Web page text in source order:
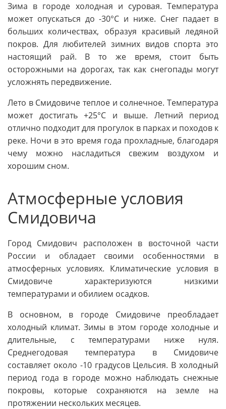
Зима в городе холодная и суровая. Температура
может опускаться до -30°C и ниже. Снег падает в
больших количествах, образуя красивый ледяной
покров. Для любителей зимних видов спорта это
настоящий рай. В то же время, стоит быть
осторожными на дорогах, так как снегопады могут
усложнять передвижение.
Лето в Смидовиче теплое и солнечное. Температура
может достигать +25°C и выше. Летний период
отлично подходит для прогулок в парках и походов к
реке. Ночи в это время года прохладные, благодаря
чему можно насладиться свежим воздухом и
хорошим сном.
Атмосферные условия
Смидовича
Город Смидович расположен в восточной части
России и обладает своими особенностями в
атмосферных условиях. Климатические условия в
Смидовиче характеризуются низкими
температурами и обилием осадков.
В основном, в городе Смидовиче преобладает
холодный климат. Зимы в этом городе холодные и
длительные, с температурами ниже нуля.
Среднегодовая температура в Смидовиче
составляет около -10 градусов Цельсия. В холодный
период года в городе можно наблюдать снежные
покровы, которые сохраняются на земле на
протяжении нескольких месяцев.